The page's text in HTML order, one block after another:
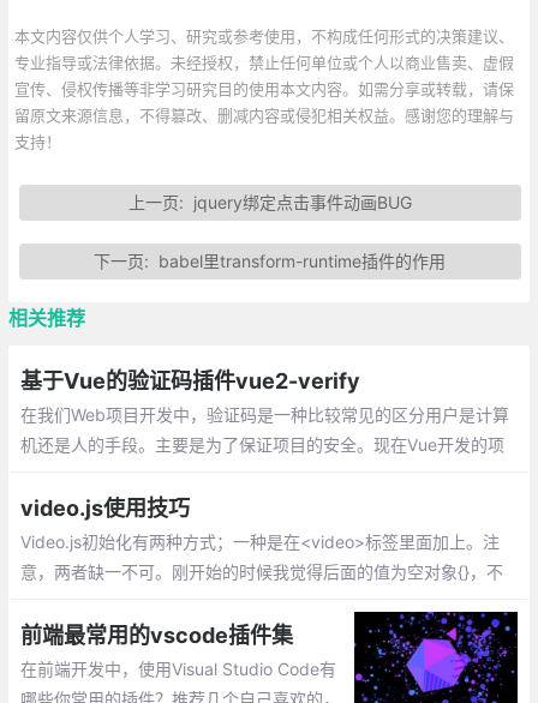
本文内容仅供个人学习、研究或参考使用，不构成任何形式的决策建议、
专业指导或法律依据。未经授权，禁止任何单位或个人以商业售卖、虚假
宣传、侵权传播等非学习研究目的使用本文内容。如需分享或转载，请保
留原文来源信息，不得篡改、删减内容或侵犯相关权益。感谢您的理解与
支持！
上一页: jquery绑定点击事件动画BUG
下一页: babel里transform-runtime插件的作用
相关推荐
基于Vue的验证码插件vue2-verify
在我们Web项目开发中，验证码是一种比较常见的区分用户是计算
机还是人的手段。主要是为了保证项目的安全。现在Vue开发的项
用的验证码插件vue2-verify。但是大家要注意一点
video.js使用技巧
Video.js初始化有两种方式；一种是在<video>标签里面加上。注
意，两者缺一不可。刚开始的时候我觉得后面的值为空对象{}，不
前端最常用的vscode插件集
在前端开发中，使用Visual Studio Code有
哪些你常用的插件？推荐几个自己喜欢的，